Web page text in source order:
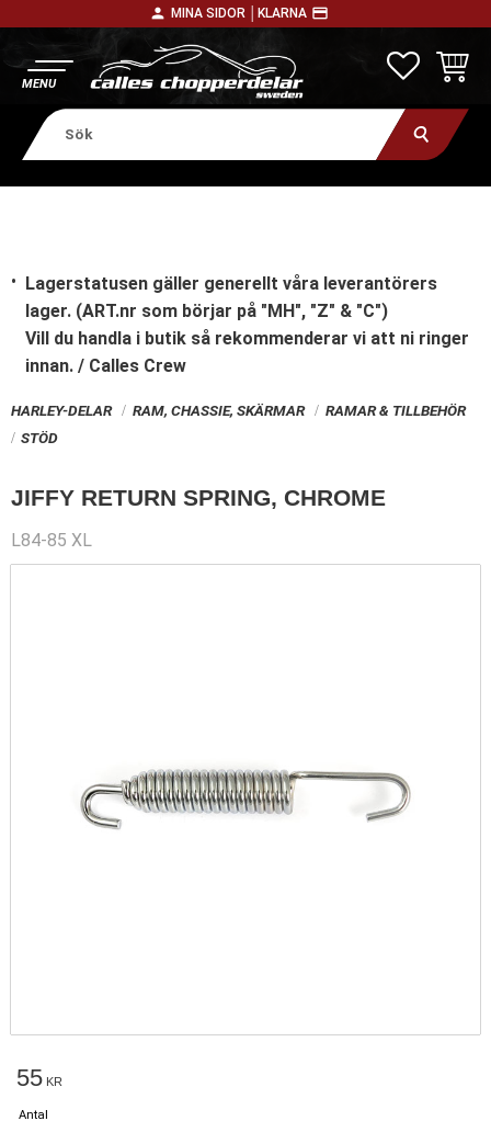
person MINA SIDOR │ KLARNA payment
Lagerstatusen gäller generellt våra leverantörers
lager. (ART.nr som börjar på "MH", "Z" & "C")
Vill du handla i butik så rekommenderar vi att ni ringer
innan. / Calles Crew
HARLEY-DELAR RAM, CHASSIE, SKÄRMAR
RAMAR & TILLBEHÖR
STÖD
JIFFY RETURN SPRING, CHROME
L84-85 XL
55 KR
Antal